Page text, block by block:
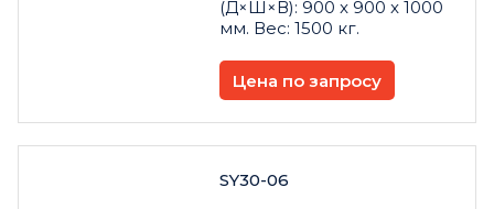
(Д×Ш×В): 900 x 900 x 1000
мм. Вес: 1500 кг.
Цена по запросу
SY30-06